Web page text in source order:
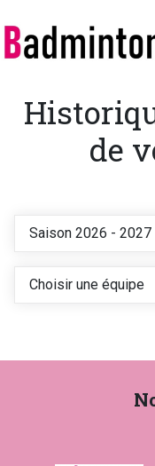
au
contenu
de
Saison 2026 - 2027
Choisir une équipe